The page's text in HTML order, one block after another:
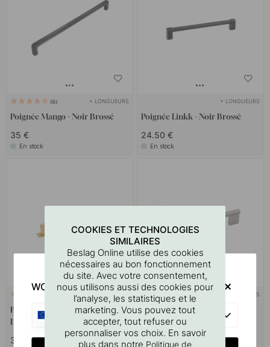
6 + LONGUEURS
Poignée Mango - Noir Brossé
35 €
En stock
+ LONGUEURS
Poignée Linkk - Noir Brossé
24.50 €
En stock
+ LONGUEURS
Poignée Arpa/Plaque Arrière -
Laiton Brossé
37 €
2 + LONGUEURS
Poignée Graf Big - Aspect
Inoxydable
25.50 €
COOKIES ET TECHNOLOGIES
SIMILAIRES
Beslag Online utilise des cookies
nécessaires au bon fonctionnement
du site. Avec votre consentement,
nous utilisons aussi des cookies pour
l’analyse, les statistiques et le
marketing. Vous pouvez tout
accepter, tout refuser ou
personnaliser vos choix. En savoir
plus dans notre Politique de
WOULD YOU RATHER VISIT?